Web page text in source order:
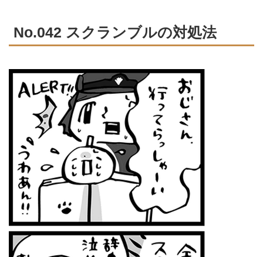
No.042 スクランブルの対処法